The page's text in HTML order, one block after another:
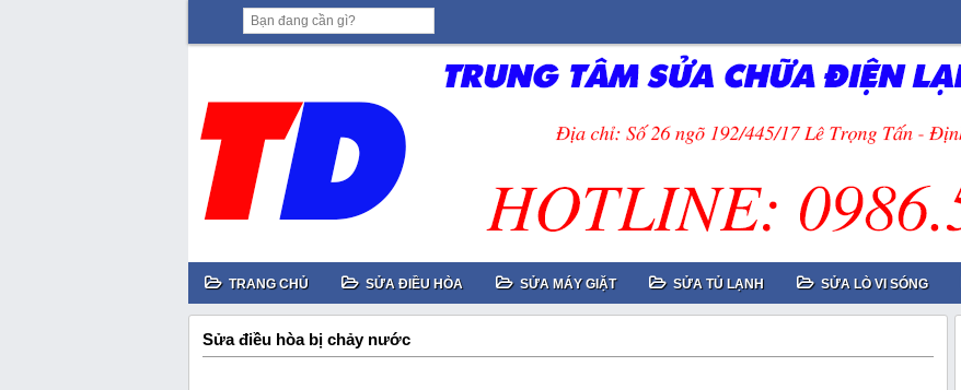
TRANG CHỦ SỬA ĐIỀU HÒA SỬA MÁY GIẶT SỬA TỦ LẠNH SỬA LÒ VI SÓNG
Sửa điều hòa bị chảy nước